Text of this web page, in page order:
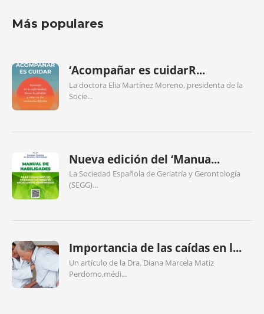
Más populares
‘Acompañar es cuidarR...
La doctora Elia Martínez Moreno, presidenta de la
Socie...
Nueva edición del ‘Manua...
La Sociedad Española de Geriatría y Gerontología
(SEGG)...
Importancia de las caídas en l...
Un artículo de la Dra. Diana Marcela Matiz
Perdomo,médi...